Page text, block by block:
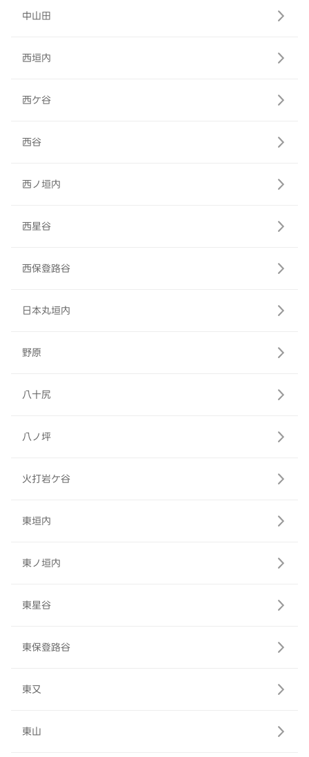
中山田
西垣内
西ケ谷
西谷
西ノ垣内
西星谷
西保登路谷
日本丸垣内
野原
八十尻
八ノ坪
火打岩ケ谷
東垣内
東ノ垣内
東星谷
東保登路谷
東又
東山